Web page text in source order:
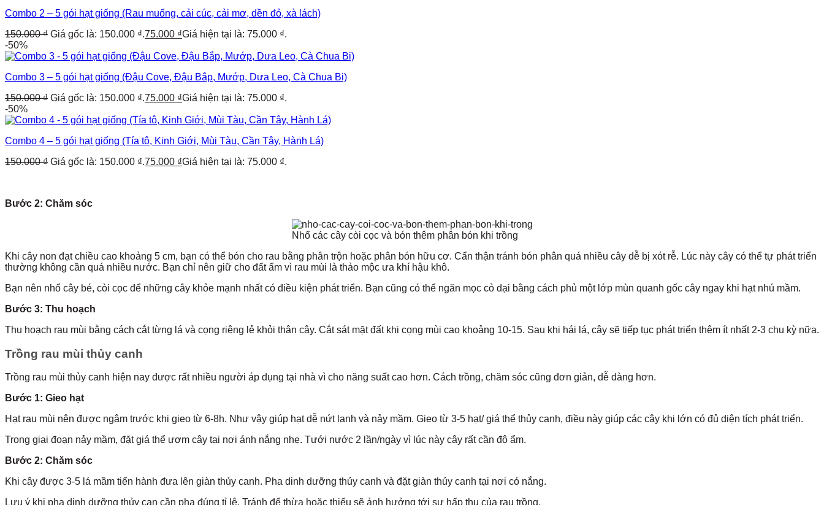
Combo 2 – 5 gói hạt giống (Rau muống, cải cúc, cải mơ, dền đỏ, xà lách)
150.000₫ Giá gốc là: 150.000 ₫.75.000 ₫Giá hiện tại là: 75.000 ₫.
-50%
Combo 3 – 5 gói hạt giống (Đậu Cove, Đậu Bắp, Mướp, Dưa Leo, Cà Chua Bi)
150.000₫ Giá gốc là: 150.000 ₫.75.000 ₫Giá hiện tại là: 75.000 ₫.
-50%
Combo 4 – 5 gói hạt giống (Tía tô, Kinh Giới, Mùi Tàu, Cần Tây, Hành Lá)
150.000₫ Giá gốc là: 150.000 ₫.75.000 ₫Giá hiện tại là: 75.000 ₫.
Bước 2: Chăm sóc
Nhổ các cây còi cọc và bón thêm phân bón khi trồng
Khi cây non đạt chiều cao khoảng 5 cm, bạn có thể bón cho rau bằng phân trộn hoặc phân bón hữu cơ. Cẩn thận tránh bón phân quá nhiều cây dễ bị xót rễ. Lúc này cây có thể tự phát triển
thường không cần quá nhiều nước. Bạn chỉ nên giữ cho đất ẩm vì rau mùi là thảo mộc ưa khí hậu khô.
Bạn nên nhổ cây bé, còi cọc để những cây khỏe mạnh nhất có điều kiện phát triển. Bạn cũng có thể ngăn mọc cỏ dại bằng cách phủ một lớp mùn quanh gốc cây ngay khi hạt nhú mầm.
Bước 3: Thu hoạch
Thu hoạch rau mùi bằng cách cắt từng lá và cọng riêng lẻ khỏi thân cây. Cắt sát mặt đất khi cọng mùi cao khoảng 10-15. Sau khi hái lá, cây sẽ tiếp tục phát triển thêm ít nhất 2-3 chu kỳ nữa.
Trồng rau mùi thủy canh
Trồng rau mùi thủy canh hiện nay được rất nhiều người áp dụng tại nhà vì cho năng suất cao hơn. Cách trồng, chăm sóc cũng đơn giản, dễ dàng hơn.
Bước 1: Gieo hạt
Hạt rau mùi nên được ngâm trước khi gieo từ 6-8h. Như vậy giúp hạt dễ nứt lanh và nảy mầm. Gieo từ 3-5 hạt/ giá thể thủy canh, điều này giúp các cây khi lớn có đủ diện tích phát triển.
Trong giai đoạn nảy mầm, đặt giá thể ươm cây tại nơi ánh nắng nhẹ. Tưới nước 2 lần/ngày vì lúc này cây rất cần độ ẩm.
Bước 2: Chăm sóc
Khi cây được 3-5 lá mầm tiến hành đưa lên giàn thủy canh. Pha dinh dưỡng thủy canh và đặt giàn thủy canh tại nơi có nắng.
Lưu ý khi pha dinh dưỡng thủy can cần pha đúng tỉ lệ. Tránh để thừa hoặc thiếu sẽ ảnh hưởng tới sự hấp thụ của rau trồng.